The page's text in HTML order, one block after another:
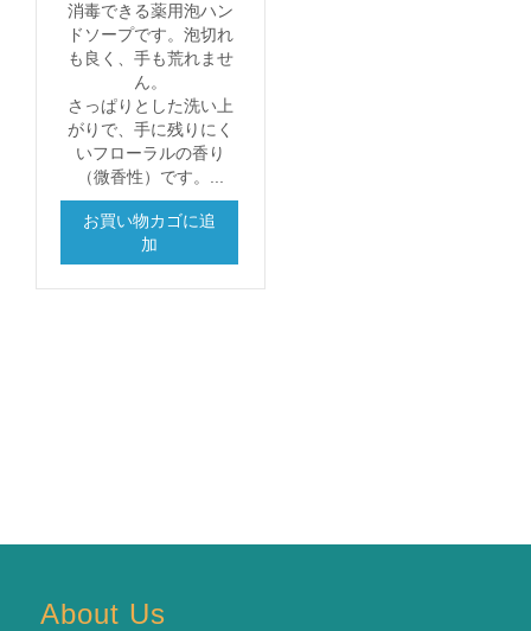
消毒できる薬用泡ハン
ドソープです。泡切れ
も良く、手も荒れませ
ん。
さっぱりとした洗い上
がりで、手に残りにく
いフローラルの香り
（微香性）です。...
お買い物カゴに追
加
About Us